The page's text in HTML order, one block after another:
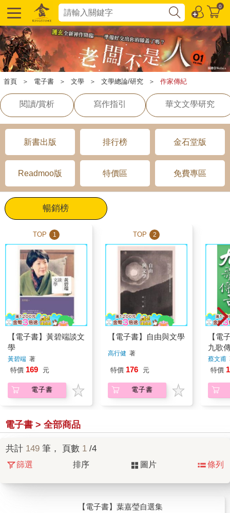
0
首頁 ＞ 電子書 ＞ 文學 ＞ 文學總論/研究 ＞ 作家傳紀
閱讀/賞析 寫作指引 華文文學研究
新書出版 排行榜 金石堂版
Readmoo版 特價區 免費專區
暢銷榜
TOP 1
【電子書】黃碧端談文
學
黃碧端 著
特價 169 元
電子書
TOP 2
【電子書】自由與文學
高行健 著
特價 176 元
電子書
【電
九歌
夫俗
蔡文甫
特價
電子書 > 全部商品
共計 149 筆， 頁數 1 /4
篩選 排序 圖片 條列
【電子書】葉嘉瑩自選集